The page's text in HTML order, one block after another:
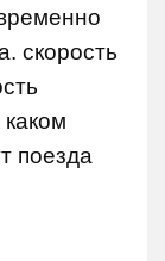
скорость
поезда